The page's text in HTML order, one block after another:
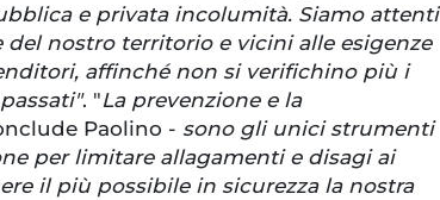
e privata incolumità. Siamo attenti
nostro territorio e vicini alle esigenze
affinché non si verifichino più i
. "La prevenzione e la
Paolino - sono gli unici strumenti
per limitare allagamenti e disagi ai
il più possibile in sicurezza la nostra